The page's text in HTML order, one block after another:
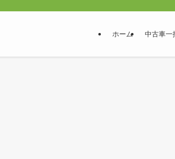
ホーム 中古車一